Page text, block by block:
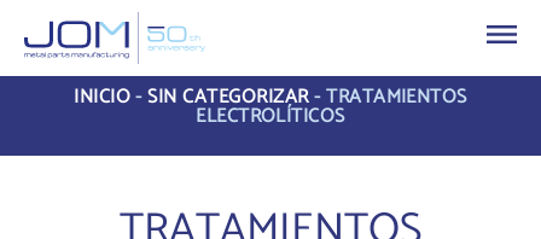
INICIO-SIN CATEGORIZAR-TRATAMIENTOS
ELECTROLÍTICOS